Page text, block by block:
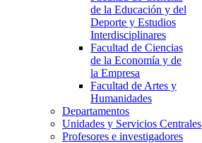
de la Educación y del
Deporte y Estudios
Interdisciplinares
Facultad de Ciencias
de la Economía y de
la Empresa
Facultad de Artes y
Humanidades
Departamentos
Unidades y Servicios Centrales
Profesores e investigadores